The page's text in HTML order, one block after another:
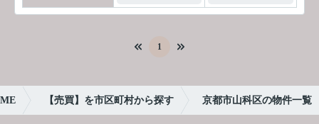
1
【売買】を市区町村から探す 京都市山科区の物件一覧